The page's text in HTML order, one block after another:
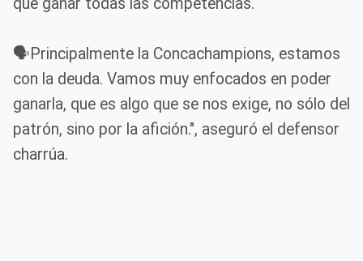
que ganar todas las competencias.
🗣️Principalmente la Concachampions, estamos
con la deuda. Vamos muy enfocados en poder
ganarla, que es algo que se nos exige, no sólo del
patrón, sino por la afición.", aseguró el defensor
charrúa.